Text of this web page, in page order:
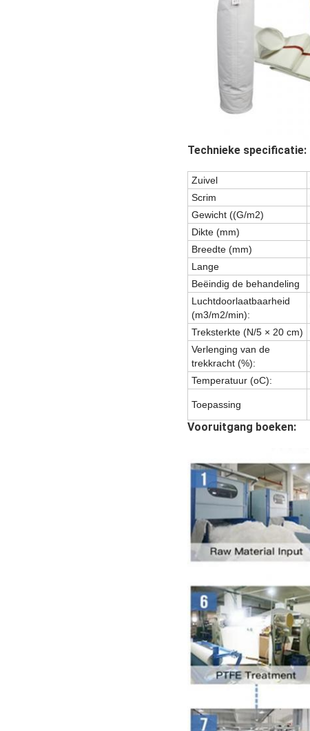
Technieke specificatie:
Zuivel
Scrim
Gewicht ((G/m2)
Dikte (mm)
Breedte (mm)
Lange
Beëindig de behandeling
Luchtdoorlaatbaarheid
(m3/m2/min):
Treksterkte (N/5 × 20 cm)
Verlenging van de
trekkracht (%):
Temperatuur (oC):
Toepassing
Vooruitgang boeken: